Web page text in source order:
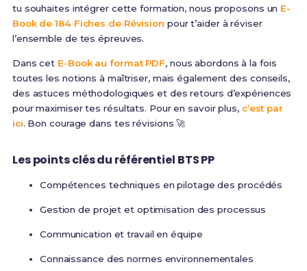
tu souhaites intégrer cette formation, nous proposons un E-
Book de 184 Fiches de Révision pour t’aider à réviser
l’ensemble de tes épreuves.
Dans cet E-Book au format PDF, nous abordons à la fois
toutes les notions à maîtriser, mais également des conseils,
des astuces méthodologiques et des retours d’expériences
pour maximiser tes résultats. Pour en savoir plus, c’est par
ici. Bon courage dans tes révisions 🚀
Les points clés du référentiel BTS PP
Compétences techniques en pilotage des procédés
Gestion de projet et optimisation des processus
Communication et travail en équipe
Connaissance des normes environnementales